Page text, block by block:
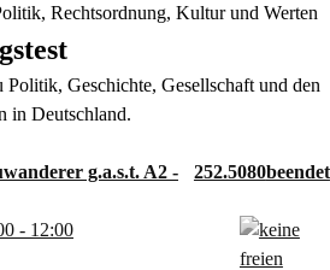
g.a.s.t. A2 -
252.5080
- 12:00
Rechtsordnung, Kultur und Werten
Politik, Geschichte, Gesellschaft und den
in Deutschland.